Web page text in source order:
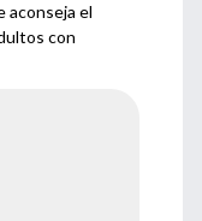
aconseja el
con